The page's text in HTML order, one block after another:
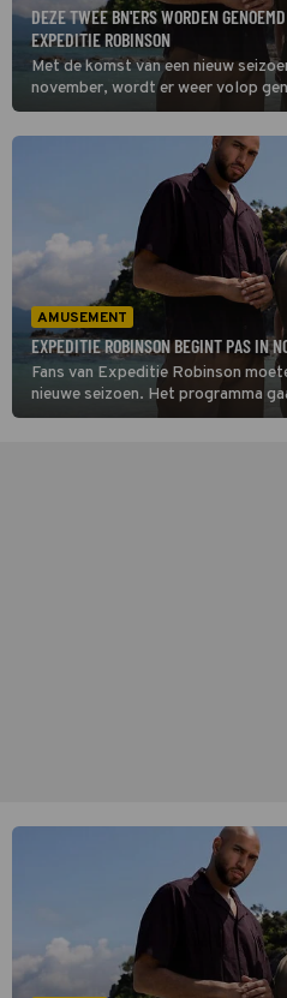
DEZE TWEE BN'ERS WORDEN
EXPEDITIE ROBINSON
Met de komst van een nieuw
november, wordt er weer volop
deelnemers meedoen. Twee
genoemd.
AMUSEMENT
EXPEDITIE ROBINSON BEGINT PAS IN
Fans van Expeditie Robinson
nieuwe seizoen. Het programma
van start, maar pas in november.